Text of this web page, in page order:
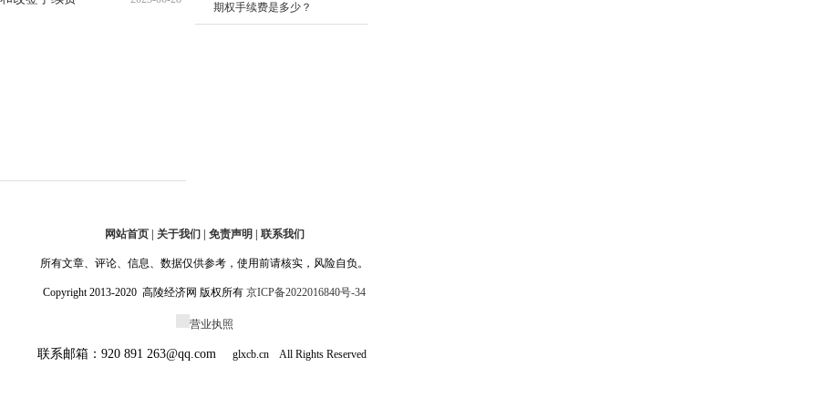
期权手续费是多少？
网站首页 | 关于我们 | 免责声明 | 联系我们
所有文章、评论、信息、数据仅供参考，使用前请核实，风险自负。
Copyright 2013-2020 高陵经济网 版权所有 京ICP备2022016840号-34
营业执照
联系邮箱：920 891 263@qq.com glxcb.cn All Rights Reserved